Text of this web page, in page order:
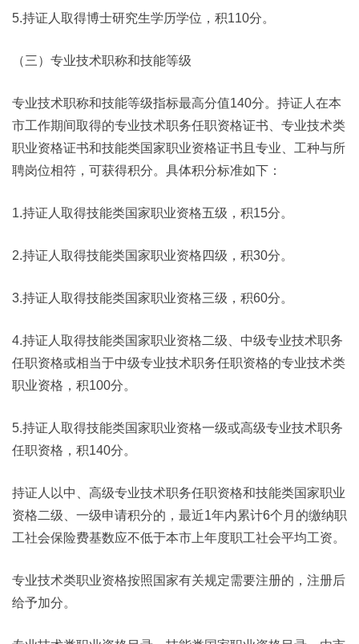
5.持证人取得博士研究生学历学位，积110分。
（三）专业技术职称和技能等级
专业技术职称和技能等级指标最高分值140分。持证人在本
市工作期间取得的专业技术职务任职资格证书、专业技术类
职业资格证书和技能类国家职业资格证书且专业、工种与所
聘岗位相符，可获得积分。具体积分标准如下：
1.持证人取得技能类国家职业资格五级，积15分。
2.持证人取得技能类国家职业资格四级，积30分。
3.持证人取得技能类国家职业资格三级，积60分。
4.持证人取得技能类国家职业资格二级、中级专业技术职务
任职资格或相当于中级专业技术职务任职资格的专业技术类
职业资格，积100分。
5.持证人取得技能类国家职业资格一级或高级专业技术职务
任职资格，积140分。
持证人以中、高级专业技术职务任职资格和技能类国家职业
资格二级、一级申请积分的，最近1年内累计6个月的缴纳职
工社会保险费基数应不低于本市上年度职工社会平均工资。
专业技术类职业资格按照国家有关规定需要注册的，注册后
给予加分。